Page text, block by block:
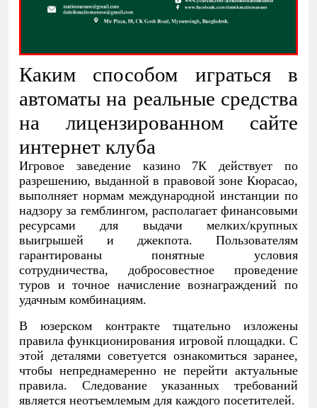
Каким способом играться в
автоматы на реальные средства
на лицензированном сайте
интернет клуба
Игровое заведение казино 7К действует по
разрешению, выданной в правовой зоне Кюрасао,
выполняет нормам международной инстанции по
надзору за гемблингом, располагает финансовыми
ресурсами для выдачи мелких/крупных
выигрышей и джекпота. Пользователям
гарантированы понятные условия
сотрудничества, добросовестное проведение
туров и точное начисление вознаграждений по
удачным комбинациям.
В юзерском контракте тщательно изложены
правила функционирования игровой площадки. С
этой деталями советуется ознакомиться заранее,
чтобы непреднамеренно не перейти актуальные
правила. Следование указанных требований
является неотъемлемым для каждого посетителей.